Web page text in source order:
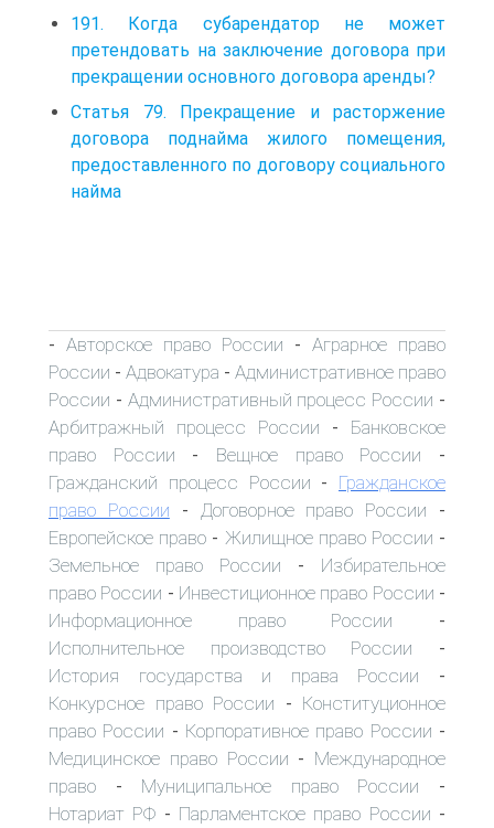
191. Когда субарендатор не может
претендовать на заключение договора при
прекращении основного договора аренды?
Статья 79. Прекращение и расторжение
договора поднайма жилого помещения,
предоставленного по договору социального
найма
- Авторское право России - Аграрное право
России - Адвокатура - Административное право
России - Административный процесс России -
Арбитражный процесс России - Банковское
право России - Вещное право России -
Гражданский процесс России - Гражданское
право России - Договорное право России -
Европейское право - Жилищное право России -
Земельное право России - Избирательное
право России - Инвестиционное право России -
Информационное право России -
Исполнительное производство России -
История государства и права России -
Конкурсное право России - Конституционное
право России - Корпоративное право России -
Медицинское право России - Международное
право - Муниципальное право России -
Нотариат РФ - Парламентское право России -